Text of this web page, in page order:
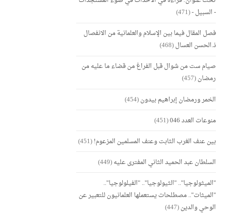
- السبيل -(471)
فصل المقال فيما بين الإسلام والعلمانية من الانفصال
ذ.الحسن العسال(468)
صيام ست من شوال قبل الفراغ من قضاء ما عليه من
رمضان(457)
الخمر ورمضان إبراهيم بيدون(454)
منوعات العدد 046
(451)
بين عنف الغرب الثابت وعنف المسلمين المزعوم!(451)
السلطان عبد الحميد الثاني المفترى عليه(449)
"الميثولوجيا".. "الثيولوجيا".. "الفيلولوجيا"..
"الميثات".. مصطلحات يستعملها العلمانيون للتعبير عن
الوحي والدين(447)